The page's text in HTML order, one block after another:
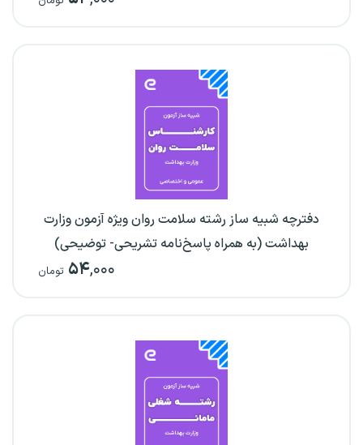
دفترچه شبیه ساز رشته سلامت روان ویژه آزمون وزارت
بهداشت (به همراه پاسخ‌نامه تشریحی- توضیحی)
۵۴,۰۰۰ تومان